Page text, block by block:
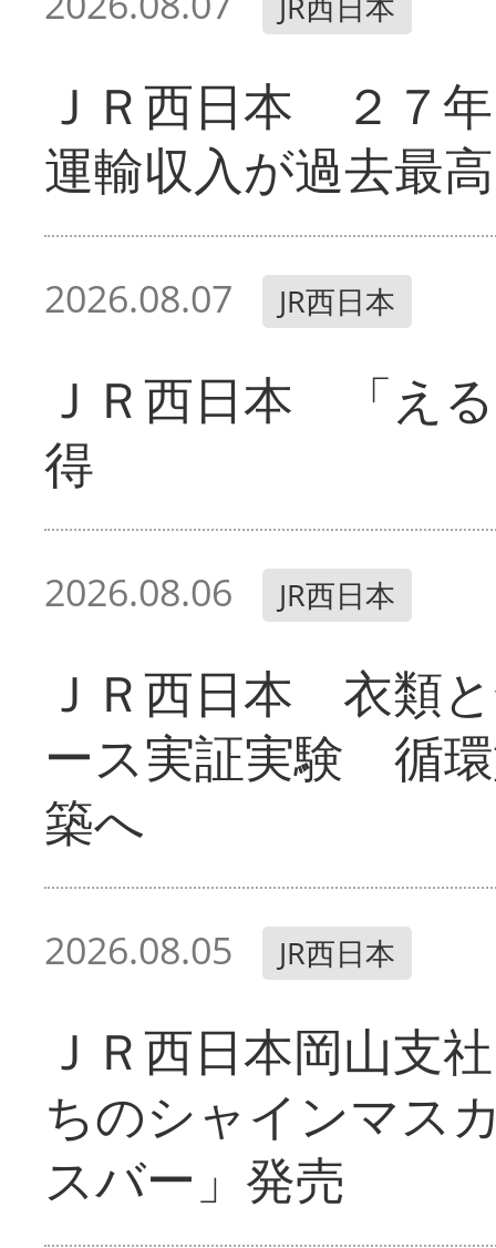
ＪＲ西日本 ２７
運輸収入が過去最高
2026.08.07 JR西日本
ＪＲ西日本 「え
得
2026.08.06 JR西日本
ＪＲ西日本 衣類
ース実証実験 循
築へ
2026.08.05 JR西日本
ＪＲ西日本岡山支
ちのシャインマス
スバー」発売